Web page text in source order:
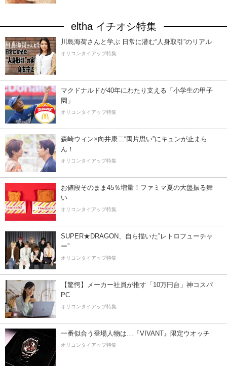
eltha イチオシ特集
川島海荷さんと学ぶ 日常に潜む“人身取引”のリアル
オリコンタイアップ特集
マクドナルドが40年にわたり支える「小学生の甲子
園」
オリコンタイアップ特集
森崎ウィン×向井康二“両片思い”にキュンが止まら
ん！
オリコンタイアップ特集
お値段そのまま45％増量！ファミマ夏の大盤振る舞
い
オリコンタイアップ特集
SUPER★DRAGON、自ら描いた”レトロフューチャ
ー”
オリコンタイアップ特集
【驚愕】メーカー社員が推す「10万円台」神コスパ
PC
オリコンタイアップ特集
一番似合う登場人物は…『VIVANT』限定ウオッチ
オリコンタイアップ特集